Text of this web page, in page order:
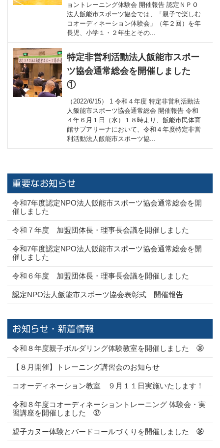
ョントレーニング体験会 開催報告 認定ＮＰＯ
法人飯能市スポーツ協会では、「親子で楽しむ
コオーディネーション体験会」（年２回）を年
長児、小学１・２年生とその...
特定非営利活動法人飯能市スポー
ツ協会通常総会を開催しました
①
（2022/6/15） 1 令和４年度 特定非営利活動法
人飯能市スポーツ協会通常総会 開催報告 令和
４年６月１日（水）１８時より、飯能市民体育
館サブアリーナにおいて、令和４年度特定非営
利活動法人飯能市スポーツ協...
重要なお知らせ
令和7年度認定NPO法人飯能市スポーツ協会通常総会を開
催しました
令和７年度 加盟団体長・理事長会議を開催しました
令和7年度認定NPO法人飯能市スポーツ協会通常総会を開
催しました
令和６年度 加盟団体長・理事長会議を開催しました
認定NPO法人飯能市スポーツ協会表彰式 開催報告
お知らせ・新着情報
令和８年度親子ボルダリング体験教室を開催しました ㊳
【８月開催】トレーニング講習会のお知らせ
コオーディネーション教室 ９月１１日実施いたします！
令和８年度コオーディネーショントレーニング 体験会・実
習講座を開催しました ㊲
親子カヌー体験とバードコールづくりを開催しました ㊱